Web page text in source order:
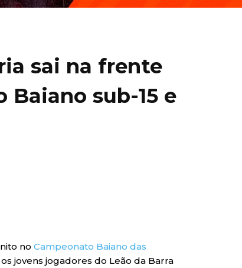
sai na frente
Baiano sub-15 e
no Campeonato Baiano das
jovens jogadores do Leão da Barra